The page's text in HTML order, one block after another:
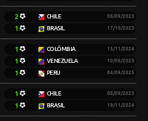
2 CHILE 08/09/2023
1 BRASIL 17/10/2023
1 COLÔMBIA 15/11/2024
1 VENEZUELA 10/06/2025
1 PERU 04/09/2025
1 CHILE 08/09/2023
1 BRASIL 19/11/2024